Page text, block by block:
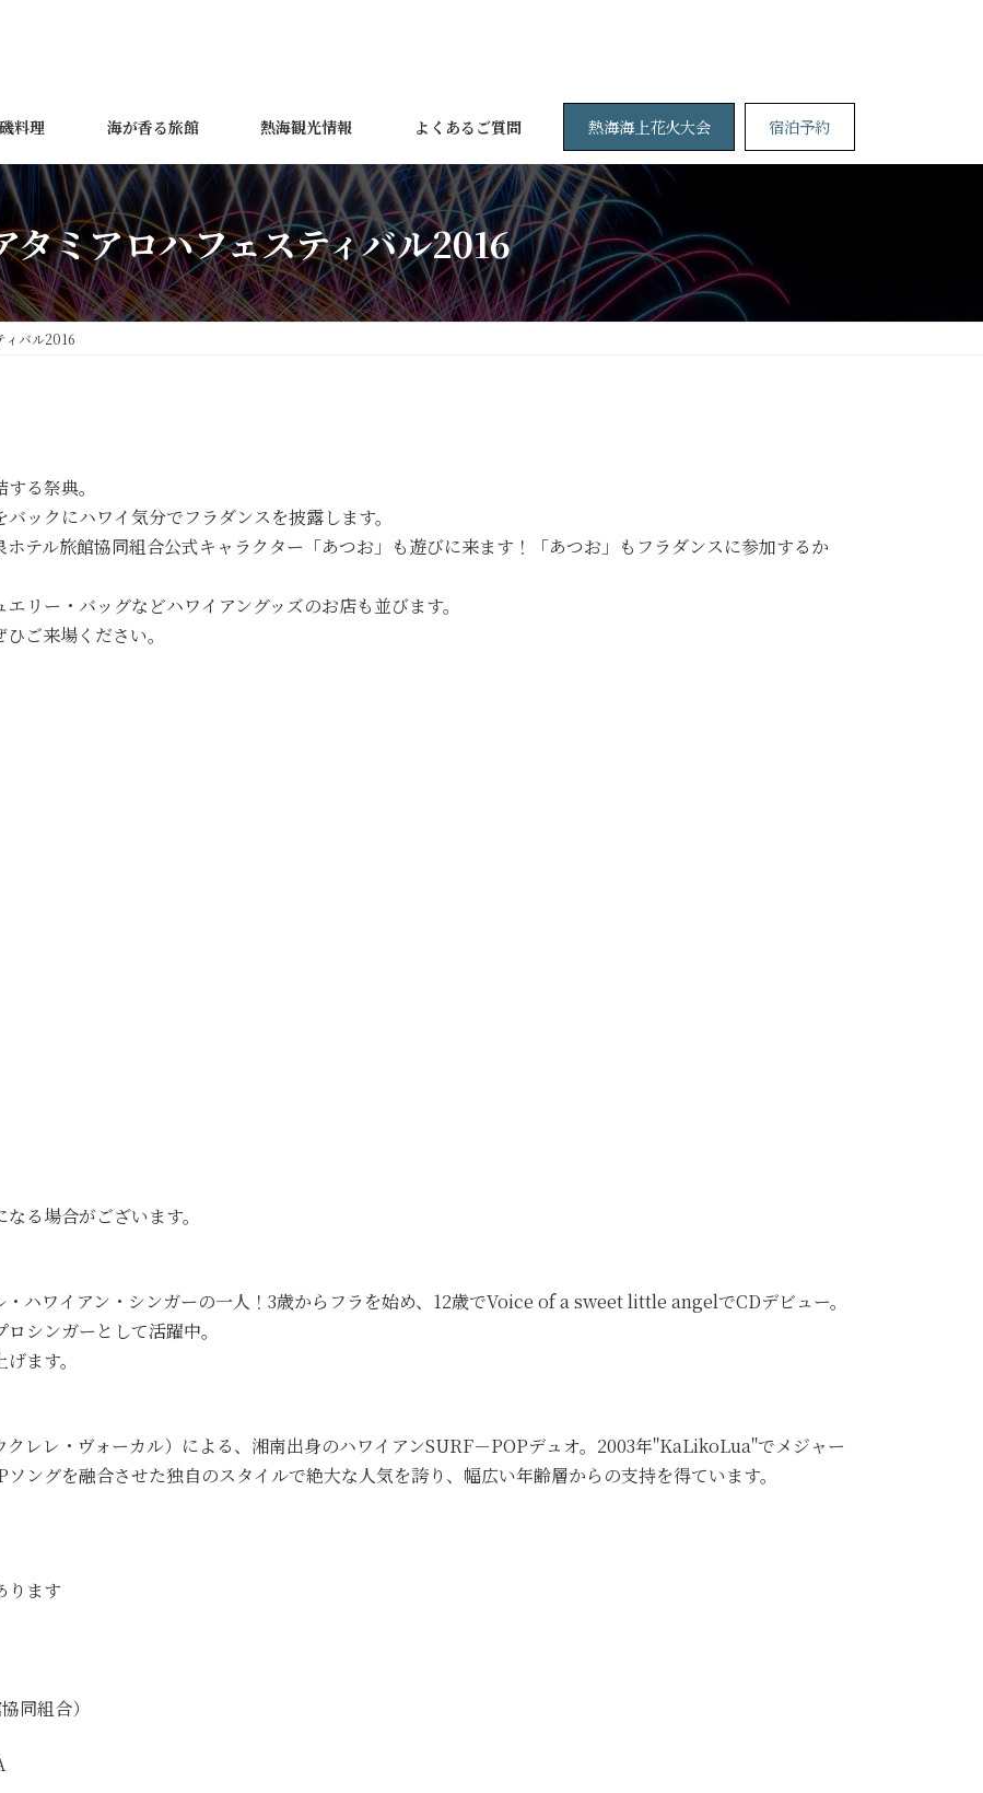
料理 海が香る旅館 熱海観光情報 よくあるご質問 熱海海上花火大会 宿泊予約
タミアロハフェスティバル2016
ィバル2016
る祭典。
ックにハワイ気分でフラダンスを披露します。
テル旅館協同組合公式キャラクター「あつお」も遊びに来ます！「あつお」もフラダンスに参加するか
リー・バッグなどハワイアングッズのお店も並びます。
ご来場ください。
る場合がございます。
ハワイアン・シンガーの一人！3歳からフラを始め、12歳でVoice of a sweet little angelでCDデビュー。
シンガーとして活躍中。
ます。
レレ・ヴォーカル）による、湘南出身のハワイアンSURF－POPデュオ。2003年"KaLikoLua"でメジャー
ングを融合させた独自のスタイルで絶大な人気を誇り、幅広い年齢層からの支持を得ています。
ります
同組合）